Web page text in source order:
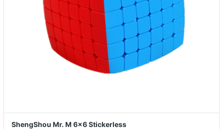
ShengShou Mr. M 6x6 Stickerless